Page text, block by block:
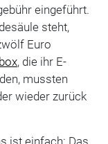
eingeführt.
steht,
Euro
, die ihr E-
mussten
wieder zurück
ist einfach: Das